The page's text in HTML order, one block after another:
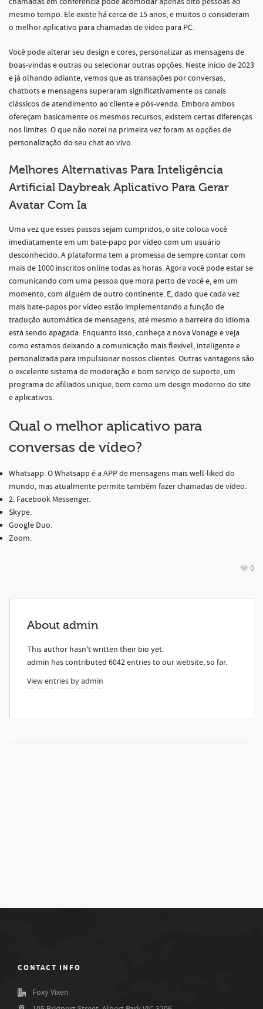
mesmo tempo. Ele existe há cerca de 15 anos, e muitos o consideram
o melhor aplicativo para chamadas de vídeo para PC.
Você pode alterar seu design e cores, personalizar as mensagens de
boas-vindas e outras ou selecionar outras opções. Neste início de 2023
e já olhando adiante, vemos que as transações por conversas,
chatbots e mensagens superaram significativamente os canais
clássicos de atendimento ao cliente e pós-venda. Embora ambos
ofereçam basicamente os mesmos recursos, existem certas diferenças
nos limites. O que não notei na primeira vez foram as opções de
personalização do seu chat ao vivo.
Melhores Alternativas Para Inteligência
Artificial Daybreak Aplicativo Para Gerar
Avatar Com Ia
Uma vez que esses passos sejam cumpridos, o site coloca você
imediatamente em um bate-papo por vídeo com um usuário
desconhecido. A plataforma tem a promessa de sempre contar com
mais de 1000 inscritos online todas as horas. Agora você pode estar se
comunicando com uma pessoa que mora perto de você e, em um
momento, com alguém de outro continente. E, dado que cada vez
mais bate-papos por vídeo estão implementando a função de
tradução automática de mensagens, até mesmo a barreira do idioma
está sendo apagada. Enquanto isso, conheça a nova Vonage e veja
como estamos deixando a comunicação mais flexível, inteligente e
personalizada para impulsionar nossos clientes. Outras vantagens são
o excelente sistema de moderação e bom serviço de suporte, um
programa de afiliados unique, bem como um design moderno do site
e aplicativos.
Qual o melhor aplicativo para
conversas de vídeo?
Whatsapp. O Whatsapp é a APP de mensagens mais well-liked do
mundo, mas atualmente permite também fazer chamadas de vídeo.
2. Facebook Messenger.
Skype.
Google Duo.
Zoom.
0
About admin
This author hasn't written their bio yet.
admin has contributed 6042 entries to our website, so far.
View entries by admin
CONTACT INFO
Foxy Vixen